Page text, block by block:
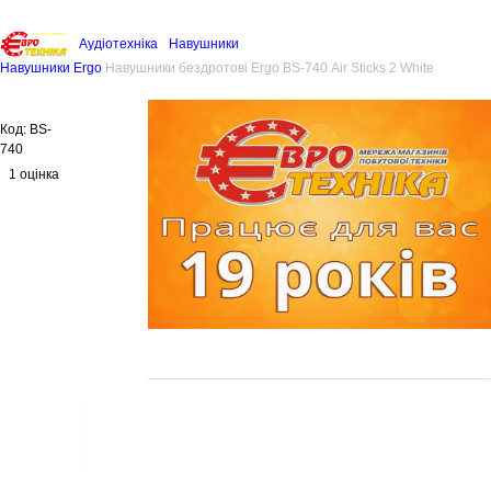
Аудіотехніка
Навушники
Навушники Ergo Навушники бездротові Ergo BS-740 Air Sticks 2 White
Код: BS-
740
1 оцінка